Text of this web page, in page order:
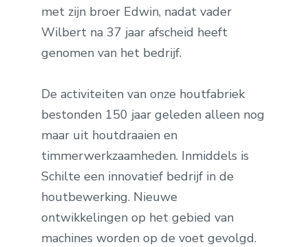
met zijn broer Edwin, nadat vader
Wilbert na 37 jaar afscheid heeft
genomen van het bedrijf.
De activiteiten van onze houtfabriek
bestonden 150 jaar geleden alleen nog
maar uit houtdraaien en
timmerwerkzaamheden. Inmiddels is
Schilte een innovatief bedrijf in de
houtbewerking. Nieuwe
ontwikkelingen op het gebied van
machines worden op de voet gevolgd.